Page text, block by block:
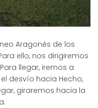
Aragonés de los
ello, nos dirigiremos
llegar, iremos a
desvío hacia Hecho,
giraremos hacia la